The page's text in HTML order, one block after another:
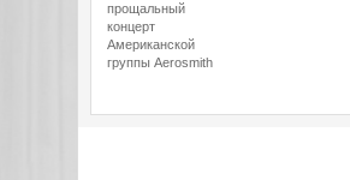
прощальный
концерт
Американской
группы Aerosmith